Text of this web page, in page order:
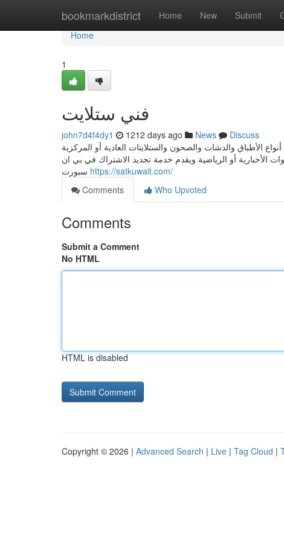
bookmarkdistrict Home New Submit
Home
Home
1
فني ستلايت
john7d4f4dy1 1212 days ago News
Discuss
الأطباق والدشات والصحون والستلايتات العادية أو المركزية
الأخبارية أو الرياضية ويقدم خدمة تجديد الاشتراك في بي ان
https://satkuwait.com/
Comments
Who Upvoted
Comments
Submit a Comment
No HTML
HTML is disabled
Copyright © 2026 | Advanced Search | Live | Tag Cloud |